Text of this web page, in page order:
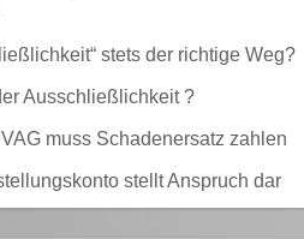
stets der richtige Weg?
Ausschließlichkeit ?
muss Schadenersatz zahlen
stellt Anspruch dar